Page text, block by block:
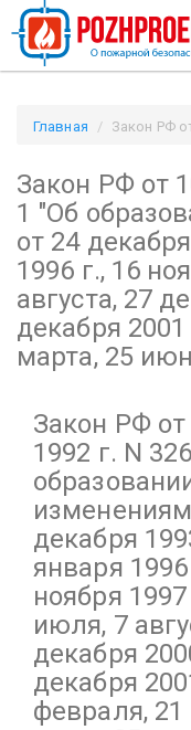
Главная
Закон РФ
(с изменениями от 24
ноября 1997 г., 20
декабря 2001 г., 13
дека / Pozhproekt.ru
Закон РФ от
1 "Об
от 24
1996 г., 16
августа, 27
декабря
марта, 25
Закон РФ
1992 г. N
декабря
января 1996
ноября 1997
июля, 7
декабря
декабря
февраля, 21